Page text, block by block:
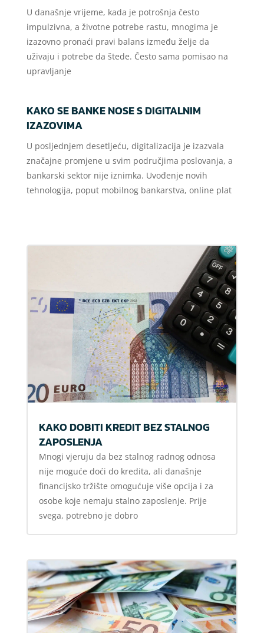
U današnje vrijeme, kada je potrošnja često
impulzivna, a životne potrebe rastu, mnogima je
izazovno pronaći pravi balans između želje da
uživaju i potrebe da štede. Često sama pomisao na
upravljanje
KAKO SE BANKE NOSE S DIGITALNIM
IZAZOVIMA
U posljednjem desetljeću, digitalizacija je izazvala
značajne promjene u svim područjima poslovanja, a
bankarski sektor nije iznimka. Uvođenje novih
tehnologija, poput mobilnog bankarstva, online plat
KAKO DOBITI KREDIT BEZ STALNOG
ZAPOSLENJA
Mnogi vjeruju da bez stalnog radnog odnosa
nije moguće doći do kredita, ali današnje
financijsko tržište omogućuje više opcija i za
osobe koje nemaju stalno zaposlenje. Prije
svega, potrebno je dobro